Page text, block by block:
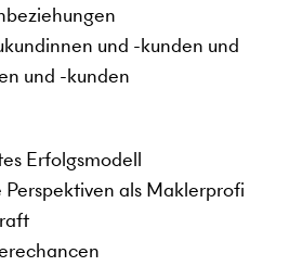
und -kunden und
und -kunden
Erfolgsmodell
als Maklerprofi